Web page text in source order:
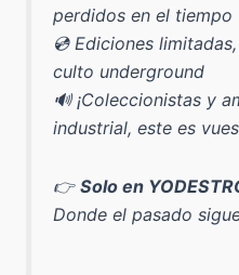
perdidos en el tiempo
💿 Ediciones
culto underground
🔊 ¡Coleccionistas y
industrial, este es
👉Solo en
Donde el pasado